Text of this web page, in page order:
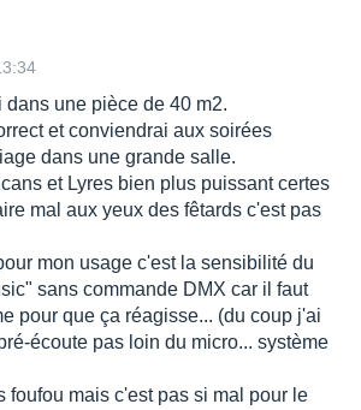
une pièce de 40 m2.
et conviendrai aux soirées
dans une grande salle.
et Lyres bien plus puissant certes
mal aux yeux des fêtards c'est pas
mon usage c'est la sensibilité du
sans commande DMX car il faut
pour que ça réagisse... (du coup j'ai
écoute pas loin du micro... système
foufou mais c'est pas si mal pour le